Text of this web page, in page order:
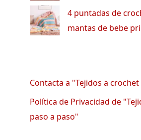
4 puntadas de
mantas de bebe
Contacta a "Tejidos a
Política de Privacidad de
paso a paso"